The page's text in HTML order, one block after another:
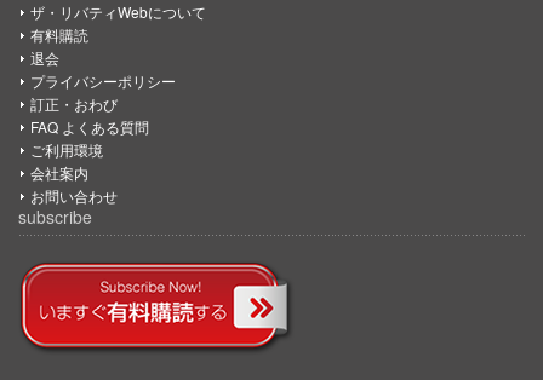
ザ・リバティWebについて
有料購読
退会
プライバシーポリシー
訂正・おわび
FAQ よくある質問
ご利用環境
会社案内
お問い合わせ
subscribe